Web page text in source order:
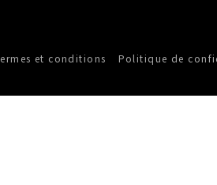
et conditions Politique de